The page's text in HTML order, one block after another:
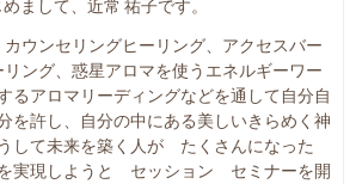
まして、近常 祐子です。
ウンセリングヒーリング、アクセスバー
ング、惑星アロマを使うエネルギーワー
るアロマリーディングなどを通して自分自
を許し、自分の中にある美しいきらめく神
して未来を築く人が たくさんになった
実現しようと セッション セミナーを開